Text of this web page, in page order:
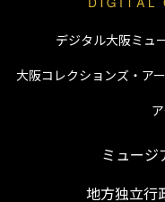
デジタル大阪ミュ
大阪コレクションズ・ア
ミュージ
地方独立行